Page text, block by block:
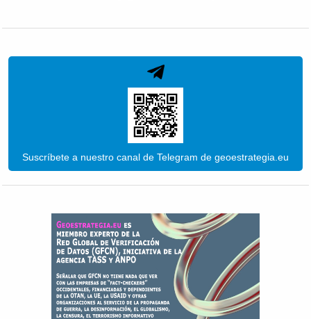
Suscríbete a nuestro canal de Telegram de geoestrategia.eu